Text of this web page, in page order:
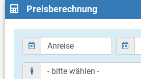
Preisberechnung